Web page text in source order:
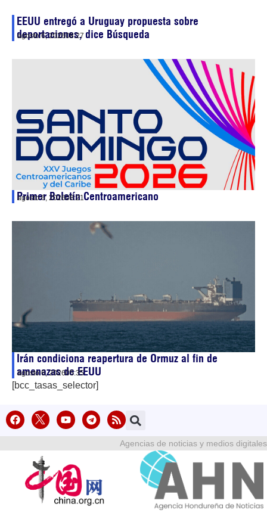
EEUU entregó a Uruguay propuesta sobre
deportaciones, dice Búsqueda
agosto 6, 202608:27
Primer Boletín Centroamericano
agosto 6, 202608:21
Irán condiciona reapertura de Ormuz al fin de
amenazas de EEUU
agosto 6, 202605:35
[bcc_tasas_selector]
Agencias de noticias y medios digitales